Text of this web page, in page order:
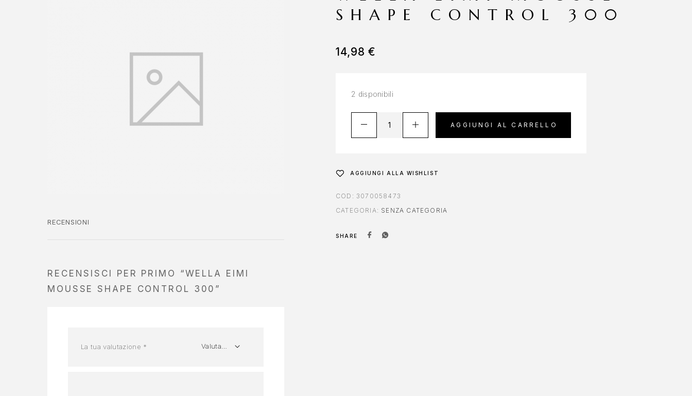
RECENSIONI
RECENSISCI PER PRIMO “WELLA EIMI
MOUSSE SHAPE CONTROL 300”
La tua valutazione *
SHAPE CONTROL 300
14,98 €
2 disponibili
AGGIUNGI AL CARRELLO
AGGIUNGI ALLA WISHLIST
COD: 3070058473
CATEGORIA: SENZA CATEGORIA
SHARE